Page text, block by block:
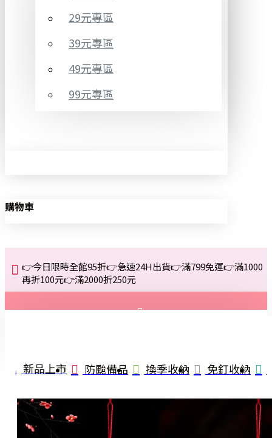
29元專區
39元專區
49元專區
99元專區
購物車
👉今日限時全館95折👉急速24H出貨👉滿799免運👉滿1000
再折100元👉滿2000折250元
註冊
詢問
新品上市 防颱備品 換季收納 免釘收納